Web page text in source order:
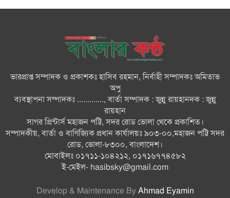
দৌলতখানে গণঅভ্যুত্থান দিবস পালন
জুলাই শহিদ পরিবার ও যোদ্ধাদের
মর্যাদা নিশ্চিত করা সরকারের পবিত্র
দায়িত্ব : ভারপ্রাপ্ত রাষ্ট্রপতি
রাষ্ট্রীয় অনুষ্ঠানে বিশৃঙ্খলা ও ‘ভুয়া’
স্লোগান অত্যন্ত দুঃখজনক
গণঅভ্যুত্থানের মহানায়ক জনগণ:
প্রধানমন্ত্রী
ভারপ্রাপ্ত সম্পাদক ও প্রকাশকঃ হাসিব রহমান, নির্বাহী সম্পাদকঃ অমিতাভ
অপু
ব্যবস্থাপনা সম্পাদকঃ ............., বার্তা সম্পাদক : জুন্নু রায়হানদক : জুন্নু
রায়হান
সাগর প্রিন্টার্স মহাজন পট্টি, সদর রোড ভোলা থেকে প্রকাশিত।
সম্পাদকীয়, বার্তা ও বাণিজ্যিক প্রধান কার্যালয়ঃ ৯০৩-০০,মহাজন পট্টি সদর
রোড, ভোলা-৮৩০০, বাংলাদেশ।
মোবাইলঃ ০১৭১১-১০৪২১২, ০১৭১৬৭৭৪৫৮২
ই-মেইল- hasibsky@gmail.com
Develop & Maintenance By Ahmad Eyamin